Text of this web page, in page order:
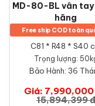
MD-80-BL vân tay
hãng
Free ship COD toàn
C81 * R48 * S40
Trọng lượng:
Bảo Hành: 36
Giá: 7,990,000
15,894,399 đ